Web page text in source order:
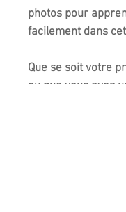
photos pour
facilement dans
Que se soit votre
ou que vous ayez